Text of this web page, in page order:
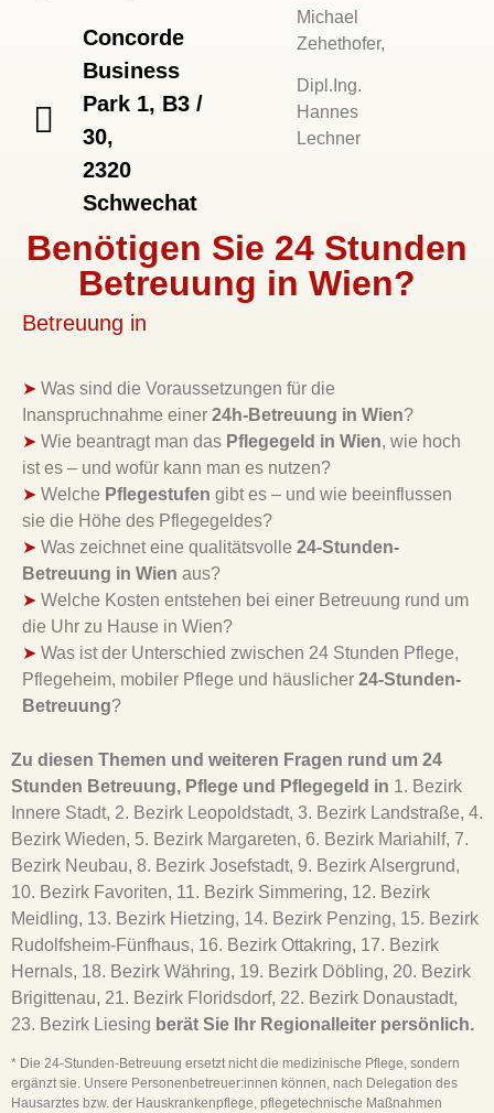
Concorde
Business
Park 1, B3 /
30,
2320
Schwechat
Michael
Zehethofer,
Dipl.Ing.
Hannes
Lechner
Benötigen Sie 24 Stunden
Betreuung in Wien?
Betreuung in
➤ Was sind die Voraussetzungen für die
Inanspruchnahme einer 24h-Betreuung in Wien?
➤ Wie beantragt man das Pflegegeld in Wien, wie hoch
ist es – und wofür kann man es nutzen?
➤ Welche Pflegestufen gibt es – und wie beeinflussen
sie die Höhe des Pflegegeldes?
➤ Was zeichnet eine qualitätsvolle 24-Stunden-
Betreuung in Wien aus?
➤ Welche Kosten entstehen bei einer Betreuung rund um
die Uhr zu Hause in Wien?
➤ Was ist der Unterschied zwischen 24 Stunden Pflege,
Pflegeheim, mobiler Pflege und häuslicher 24-Stunden-
Betreuung?
Zu diesen Themen und weiteren Fragen rund um 24
Stunden Betreuung, Pflege und Pflegegeld in 1. Bezirk
Innere Stadt, 2. Bezirk Leopoldstadt, 3. Bezirk Landstraße, 4.
Bezirk Wieden, 5. Bezirk Margareten, 6. Bezirk Mariahilf, 7.
Bezirk Neubau, 8. Bezirk Josefstadt, 9. Bezirk Alsergrund,
10. Bezirk Favoriten, 11. Bezirk Simmering, 12. Bezirk
Meidling, 13. Bezirk Hietzing, 14. Bezirk Penzing, 15. Bezirk
Rudolfsheim-Fünfhaus, 16. Bezirk Ottakring, 17. Bezirk
Hernals, 18. Bezirk Währing, 19. Bezirk Döbling, 20. Bezirk
Brigittenau, 21. Bezirk Floridsdorf, 22. Bezirk Donaustadt,
23. Bezirk Liesing berät Sie Ihr Regionalleiter persönlich.
* Die 24-Stunden-Betreuung ersetzt nicht die medizinische Pflege, sondern
ergänzt sie. Unsere Personenbetreuer:innen können, nach Delegation des
Hausarztes bzw. der Hauskrankenpflege, pflegetechnische Maßnahmen